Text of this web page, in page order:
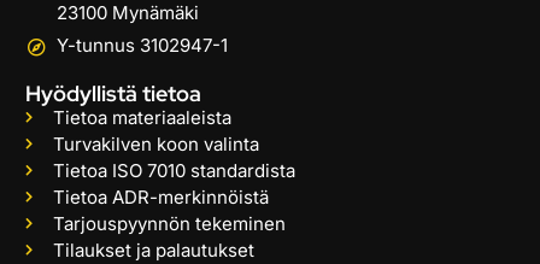
23100 Mynämäki
Y-tunnus 3102947-1
Hyödyllistä tietoa
Tietoa materiaaleista
Turvakilven koon valinta
Tietoa ISO 7010 standardista
Tietoa ADR-merkinnöistä
Tarjouspyynnön tekeminen
Tilaukset ja palautukset